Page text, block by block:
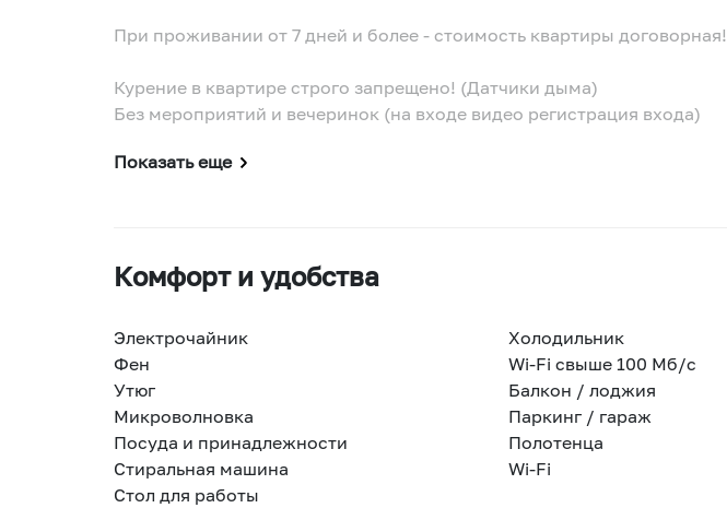
При проживании от 7 дней и более - стоимость квартиры договорная!
Курение в квартире строго запрещено! (Датчики дыма)
Без мероприятий и вечеринок (на входе видео регистрация входа)
Показать еще
Комфорт и удобства
Электрочайник
Холодильник
Фен
Wi-Fi свыше 100 Мб/с
Утюг
Балкон / лоджия
Микроволновка
Паркинг / гараж
Посуда и принадлежности
Полотенца
Стиральная машина
Wi-Fi
Стол для работы